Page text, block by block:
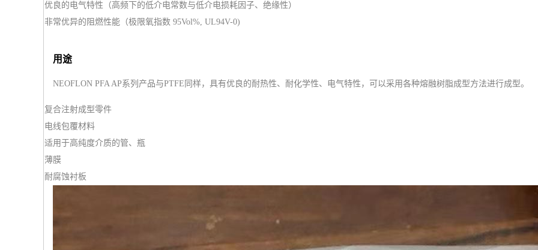
优良的电气特性（高频下的低介电常数与低介电损耗因子、绝缘性）
非常优异的阻燃性能（极限氧指数 95Vol%, UL94V-0)
用途
NEOFLON PFA AP系列产品与PTFE同样，具有优良的耐热性、耐化学性、电气特性，可以采用各种熔融树脂成型方法进行成型。
复合注射成型零件
电线包覆材料
适用于高纯度介质的管、瓶
薄膜
耐腐蚀衬板